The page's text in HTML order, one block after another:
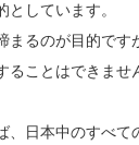
としています。
まるのが目的です
ることはできませ
、日本中のすべて